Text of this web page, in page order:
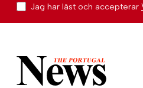
Jag har läst och accepterar